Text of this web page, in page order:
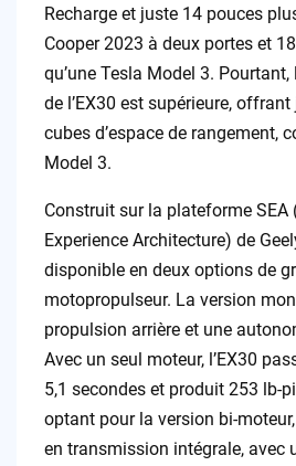
Recharge et juste 14 pouces
Cooper 2023 à deux portes et
qu’une Tesla Model 3.
de l’EX30 est supérieure,
cubes d’espace de rangement,
Model 3.
Construit sur la plateforme SEA
Experience Architecture) de
disponible en deux options de
motopropulseur. La version
propulsion arrière et une
Avec un seul moteur, l’EX30
5,1 secondes et produit 253 lb-
optant pour la version bi-
en transmission intégrale, avec